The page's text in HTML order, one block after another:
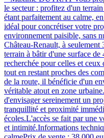
le secteur : profitez d'un
étant parfaitement au calme,
idéal pour concrétiser votre
environnement paisible, sans
Château-Renault, à seulement
terrain à bâtir d'une surface
recherchée pour celles et
tout en restant proches des
de la route, il bénéficie d'un
véritable atout en zone
d'envisager sereinement un
tranquillité et proximité
écoles.L'accès se fait par une
et intimité.Informations